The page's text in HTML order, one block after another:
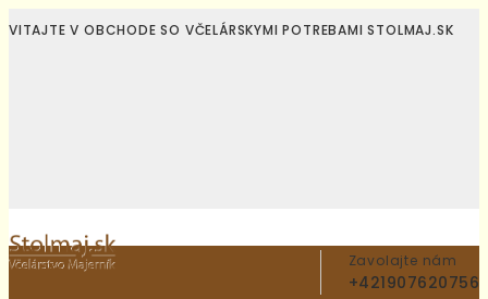
VITAJTE V OBCHODE SO VČELÁRSKYMI POTREBAMI STOLMAJ.SK
Zavolajte nám
+421907620756